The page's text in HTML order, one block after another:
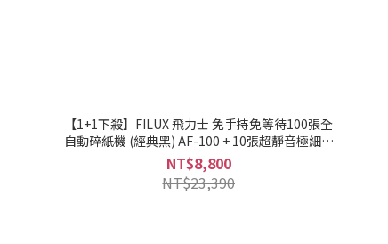
【1+1下殺】FILUX 飛力士 免手持免等待100張全
自動碎紙機 (經典黑) AF-100 + 10張超靜音極細密
狀碎紙機 FC-10XM
NT$8,800
NT$23,390